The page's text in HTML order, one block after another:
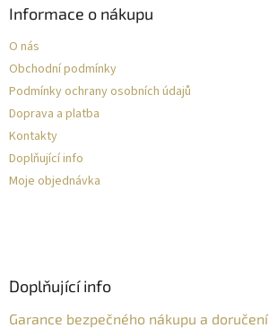
Informace o nákupu
O nás
Obchodní podmínky
Podmínky ochrany osobních údajů
Doprava a platba
Kontakty
Doplňující info
Moje objednávka
Doplňující info
Garance bezpečného nákupu a doručení